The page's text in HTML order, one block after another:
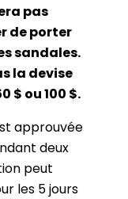
pas
de porter
sandales.
la devise
$ ou 100 $.
approuvée
deux
peut
les 5 jours